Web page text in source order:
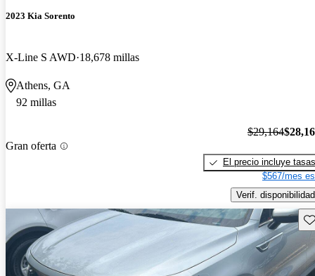
2023 Kia Sorento
X-Line S AWD 18,678 millas
Athens, GA
92 millas
Gran oferta
$29,164
El precio incluye tasas
$567/mes
Verif. disponibilidad